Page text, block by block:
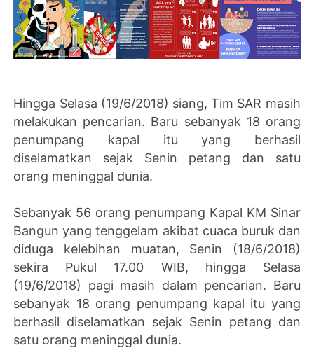
Hingga Selasa (19/6/2018) siang, Tim SAR masih
melakukan pencarian. Baru sebanyak 18 orang
penumpang kapal itu yang berhasil
diselamatkan sejak Senin petang dan satu
orang meninggal dunia.
Sebanyak 56 orang penumpang Kapal KM Sinar
Bangun yang tenggelam akibat cuaca buruk dan
diduga kelebihan muatan, Senin (18/6/2018)
sekira Pukul 17.00 WIB, hingga Selasa
(19/6/2018) pagi masih dalam pencarian. Baru
sebanyak 18 orang penumpang kapal itu yang
berhasil diselamatkan sejak Senin petang dan
satu orang meninggal dunia.